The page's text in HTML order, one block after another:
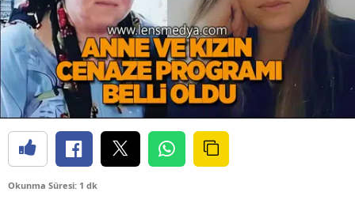
Okunma Süresi: 1 dk